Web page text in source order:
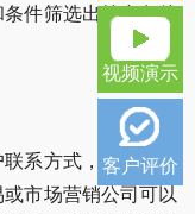
件筛选出符合条件
系方式，可以考虑
市场营销公司可以
视频演示
客户评价